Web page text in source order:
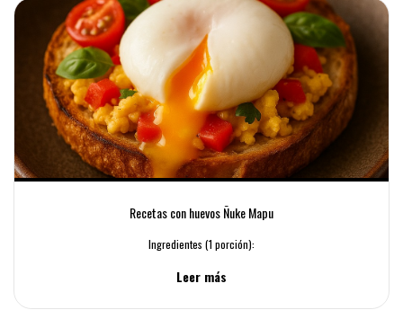
Recetas con huevos Ñuke Mapu
Ingredientes (1 porción):
Leer más